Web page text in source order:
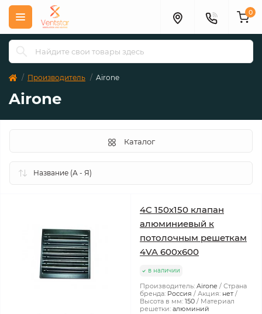
0
Производитель Airone
Airone
Каталог
4C 150х150 клапан
алюминиевый к
потолочным решеткам
4VA 600х600
в наличии
Производитель: Airone
Страна
бренда: Россия Акция: нет
Высота в мм: 150
Материал
решетки: алюминий